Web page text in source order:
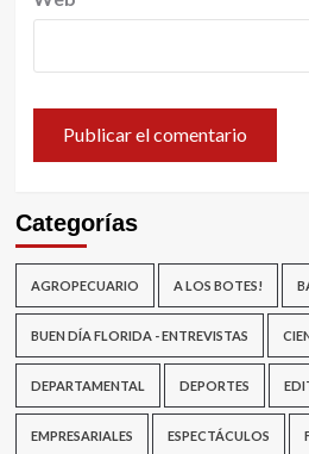
Categorías
AGROPECUARIO A LOS BOTES!
BUEN DÍA FLORIDA - ENTREVISTAS
DEPARTAMENTAL DEPORTES
EMPRESARIALES ESPECTÁCULOS